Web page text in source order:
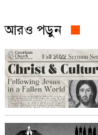
আরও পড়ুন